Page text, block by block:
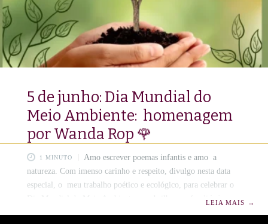
5 de junho: Dia Mundial do
Meio Ambiente: homenagem
por Wanda Rop 🌹
1 MINUTO
Amo escrever poemas infantis e amo a
natureza. Com imenso carinho e respeito, divulgo nesta data
especial, o meu trabalho poético e ecológico, para celebrar o
Dia Mundial do Meio Ambiente com brilho, profundidade e
LEIA MAIS →